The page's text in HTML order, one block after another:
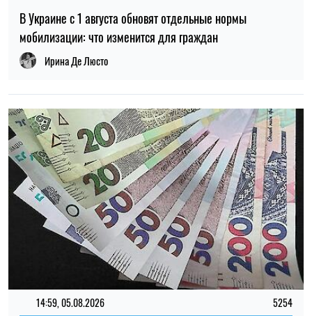
14:59, 05.08.2026
В Украине готовят пенсионную реформу: что изменится в
выплатах, накоплениях и специальных пенсиях
Ирина Де Люсто